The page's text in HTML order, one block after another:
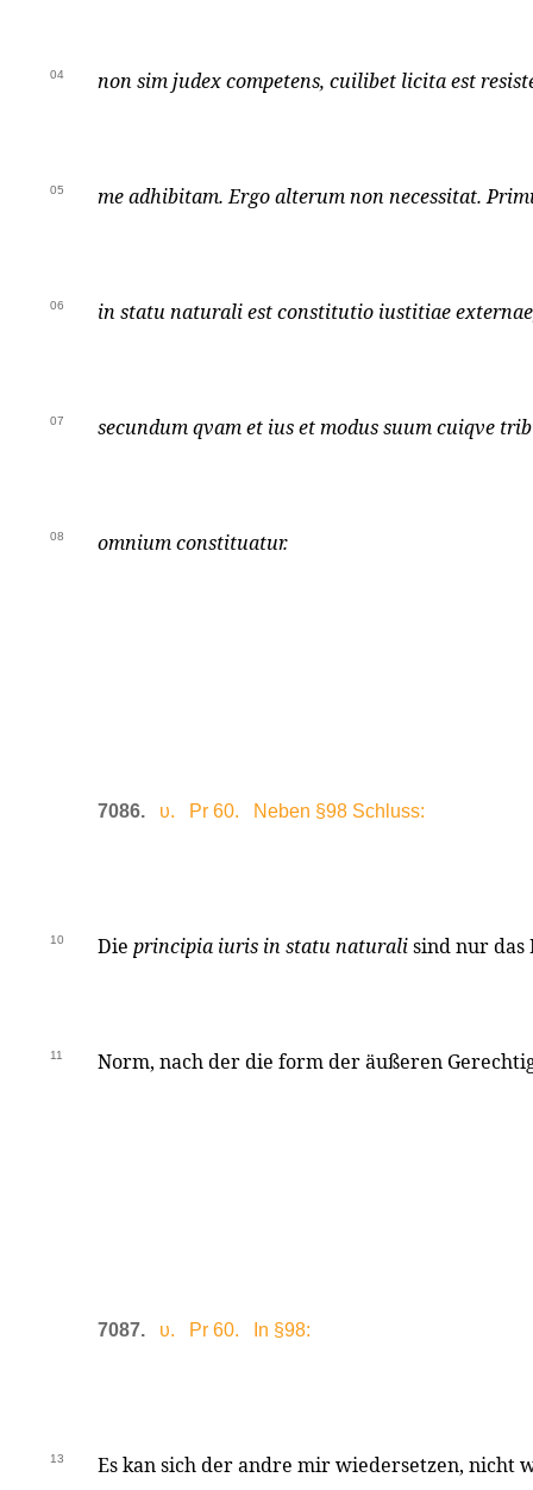
04 non sim judex competens, cuilibet licita est
05 me adhibitam. Ergo alterum non necessitat.
06 in statu naturali est constitutio iustitiae
07 secundum qvam et ius et modus suum cuiqve
08 omnium constituatur.
7086. υ. Pr 60. Neben §98 Schluss:
10 Die principia iuris in statu naturalisind nur das
11 Norm, nach der die form der äußeren
7087. υ. Pr 60. In §98:
13 Es kan sich der andre mir wiedersetzen, nicht